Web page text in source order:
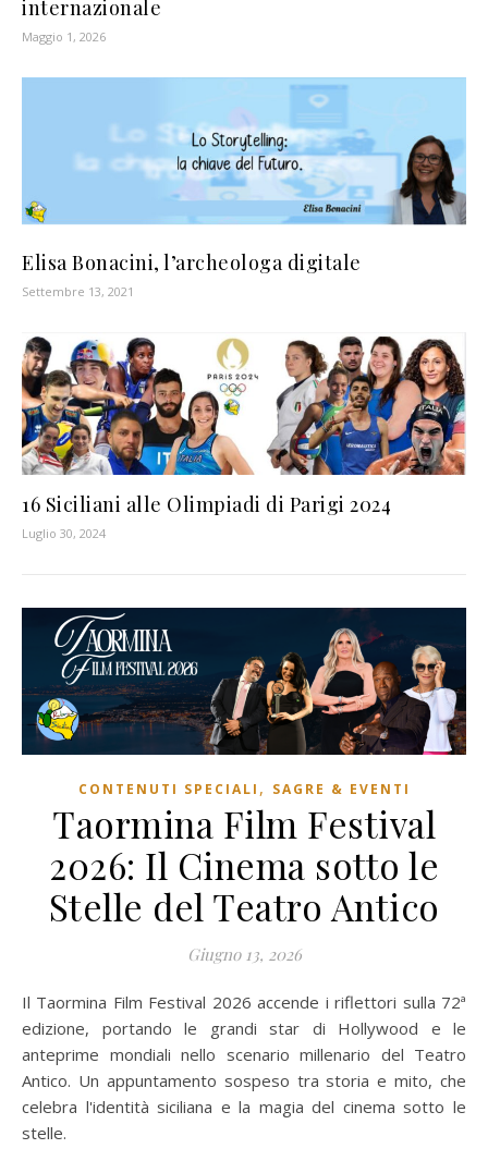
internazionale
Maggio 1, 2026
Elisa Bonacini, l’archeologa digitale
Settembre 13, 2021
16 Siciliani alle Olimpiadi di Parigi 2024
Luglio 30, 2024
CONTENUTI SPECIALI , SAGRE & EVENTI
Taormina Film Festival
2026: Il Cinema sotto le
Stelle del Teatro Antico
Giugno 13, 2026
Il Taormina Film Festival 2026 accende i riflettori sulla 72ª
edizione, portando le grandi star di Hollywood e le
anteprime mondiali nello scenario millenario del Teatro
Antico. Un appuntamento sospeso tra storia e mito, che
celebra l'identità siciliana e la magia del cinema sotto le
stelle.